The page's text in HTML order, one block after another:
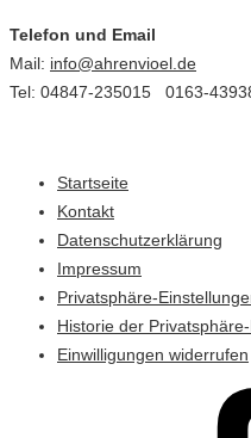
Telefon und Email
Mail: info@ahrenvioel.de
Tel: 04847-235015 0163-
Startseite
Kontakt
Datenschutzerklärung
Impressum
Privatsphäre-
Historie der
Einwilligungen widerrufen